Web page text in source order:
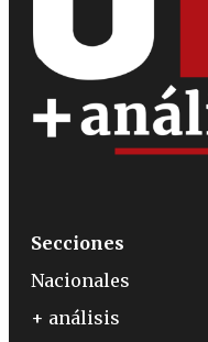
Secciones
Nacionales
+ análisis